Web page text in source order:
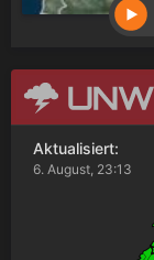
Aktualisiert:
6. August, 23:13